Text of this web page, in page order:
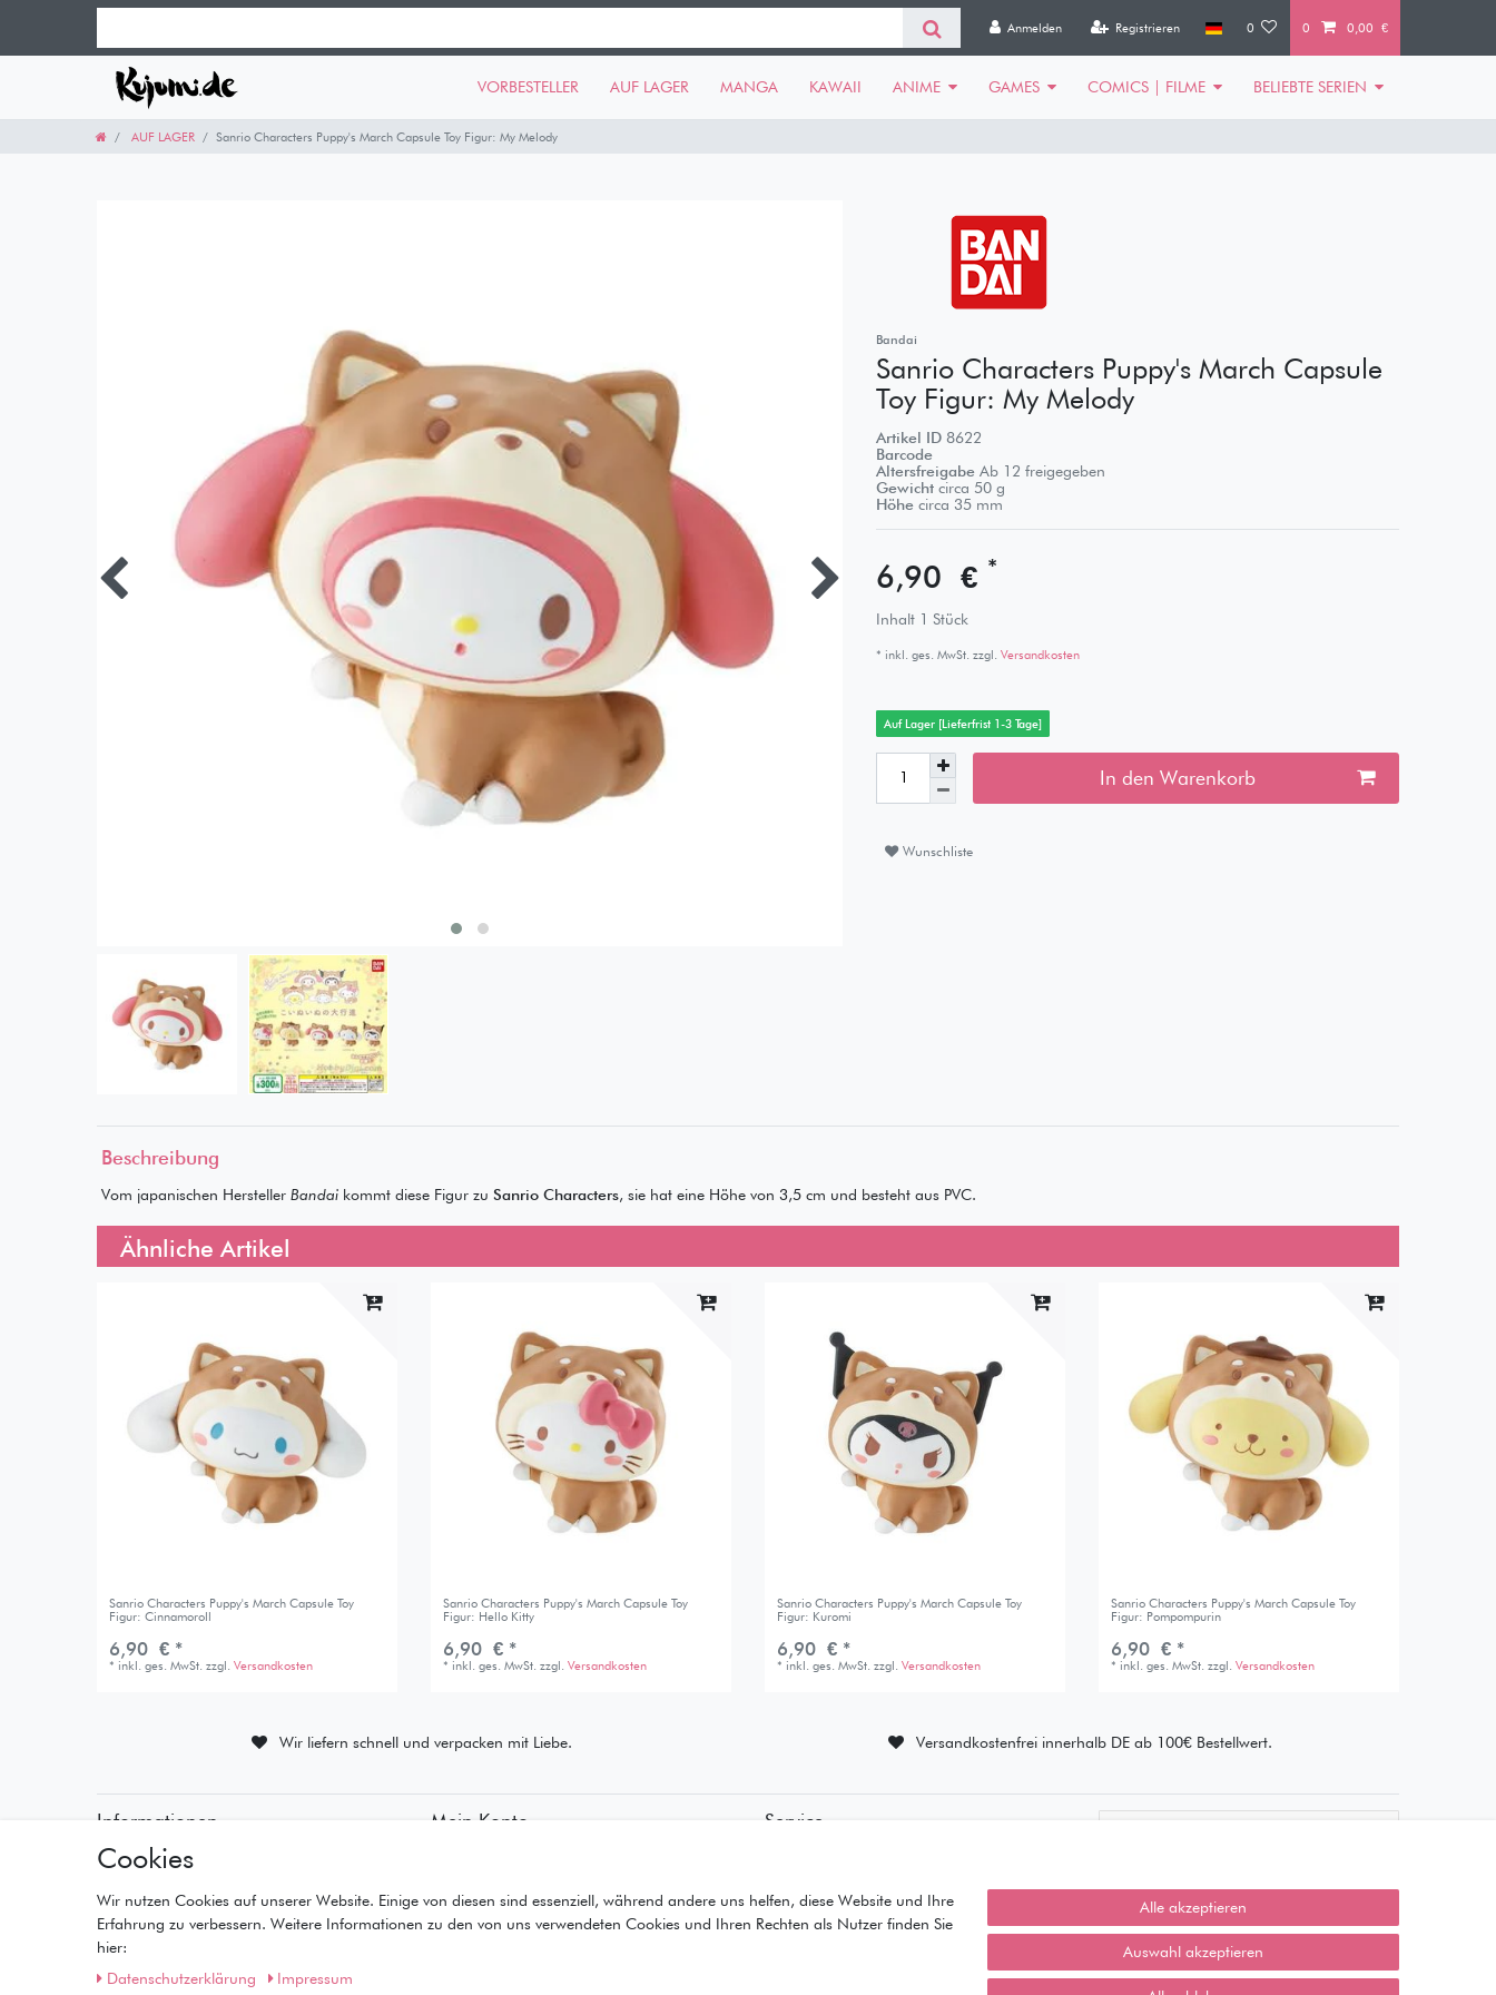
Anmelden Registrieren 0 0 0,00 €
VORBESTELLER AUF LAGER MANGA KAWAII ANIME GAMES COMICS | FILME BELIEBTE SERIEN
AUF LAGER Sanrio Characters Puppy's March Capsule Toy Figur: My Melody
Bandai
Sanrio Characters Puppy's March Capsule
Toy Figur: My Melody
Artikel ID 8622
Barcode
Altersfreigabe Ab 12 freigegeben
Gewicht circa 50 g
Höhe circa 35 mm
6,90 € *
Inhalt 1 Stück
* inkl. ges. MwSt. zzgl. Versandkosten
Auf Lager [Lieferfrist 1-3 Tage]
In den Warenkorb
Wunschliste
Beschreibung
Vom japanischen Hersteller Bandaikommt diese Figur zu Sanrio Characters, sie hat eine Höhe von 3,5 cm und besteht aus PVC.
Ähnliche Artikel
Sanrio Characters Puppy's March Capsule Toy
Figur: Cinnamoroll
6,90 € *
* inkl. ges. MwSt. zzgl.Versandkosten
Sanrio Characters Puppy's March Capsule Toy
Figur: Hello Kitty
6,90 € *
* inkl. ges. MwSt. zzgl.Versandkosten
Sanrio Characters Puppy's March Capsule Toy
Figur: Kuromi
6,90 € *
* inkl. ges. MwSt. zzgl.Versandkosten
Sanrio Characters Puppy's March Capsule Toy
Figur: Pompompurin
6,90 € *
* inkl. ges. MwSt. zzgl.Versandkosten
Wir liefern schnell und verpacken mit Liebe. Versandkostenfrei innerhalb DE ab 100€ Bestellwert.
Informationen
• Zahlungsarten
• Versandinformationen
• Lieferzeiten
• Widerrufsrecht
Mein Konto
• Warenkorb
• Kasse
Service
• AGB
• Impressum
abholen?
Ist die Ware neuverpackt?
Muss ich Vorbesteller-Artikel
Cookies
Wir nutzen Cookies auf unserer Website. Einige von diesen sind essenziell, während andere uns helfen, diese Website und Ihre
Erfahrung zu verbessern. Weitere Informationen zu den von uns verwendeten Cookies und Ihren Rechten als Nutzer finden Sie
hier:
Daten­schutz­erklärung
Impressum
Alle akzeptieren
Auswahl akzeptieren